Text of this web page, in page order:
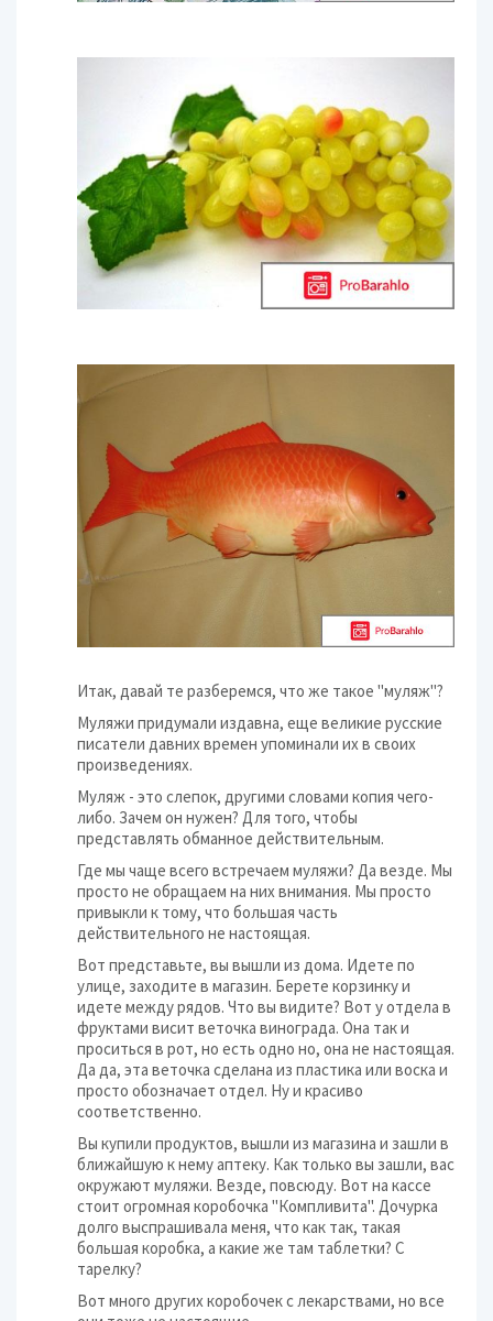
Итак, давай те разберемся, что же такое "муляж"?
Муляжи придумали издавна, еще великие русские
писатели давних времен упоминали их в своих
произведениях.
Муляж - это слепок, другими словами копия чего-
либо. Зачем он нужен? Для того, чтобы
представлять обманное действительным.
Где мы чаще всего встречаем муляжи? Да везде. Мы
просто не обращаем на них внимания. Мы просто
привыкли к тому, что большая часть
действительного не настоящая.
Вот представьте, вы вышли из дома. Идете по
улице, заходите в магазин. Берете корзинку и
идете между рядов. Что вы видите? Вот у отдела в
фруктами висит веточка винограда. Она так и
проситься в рот, но есть одно но, она не настоящая.
Да да, эта веточка сделана из пластика или воска и
просто обозначает отдел. Ну и красиво
соответственно.
Вы купили продуктов, вышли из магазина и зашли в
ближайшую к нему аптеку. Как только вы зашли, вас
окружают муляжи. Везде, повсюду. Вот на кассе
стоит огромная коробочка "Компливита". Дочурка
долго выспрашивала меня, что как так, такая
большая коробка, а какие же там таблетки? С
тарелку?
Вот много других коробочек с лекарствами, но все